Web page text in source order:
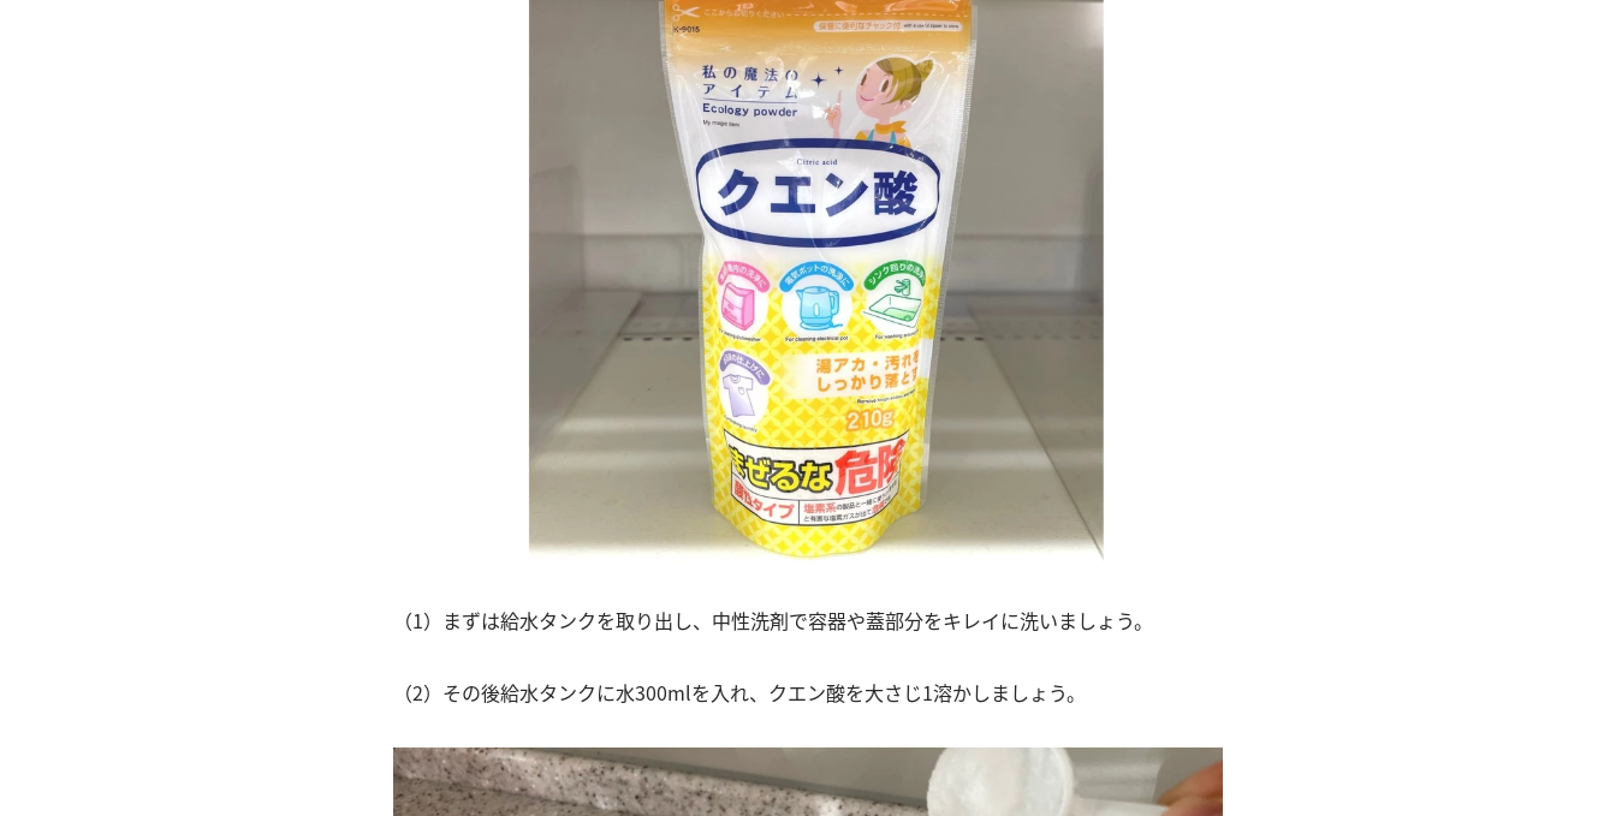
（1）まずは給水タンクを取り出し、中性洗剤で容器や蓋部分をキレイに洗いましょう。
（2）その後給水タンクに水300mlを入れ、クエン酸を大さじ1溶かしましょう。